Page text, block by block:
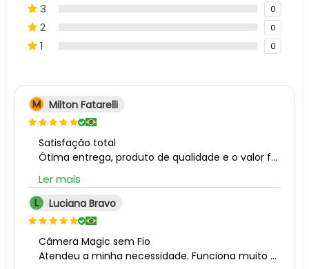
3 0
2 0
1 0
M Milton Fatarelli
Satisfação total
Ótima entrega, produto de qualidade e o valor foi OK.
Ler mais
L
Luciana Bravo
Câmera Magic sem Fio
Atendeu a minha necessidade. Funciona muito bem. Vou comprar mais uma.